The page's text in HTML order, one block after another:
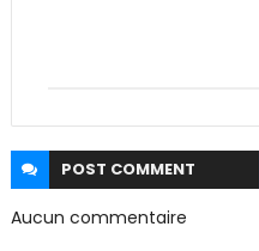
POST COMMENT
Aucun commentaire